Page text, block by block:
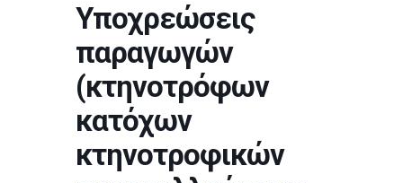
Υποχρεώσεις
παραγωγών
(κτηνοτρόφων
κατόχων
κτηνοτροφικών